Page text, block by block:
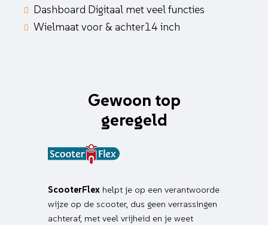
Dashboard Digitaal met veel functies
Wielmaat voor & achter14 inch
Gewoon top
geregeld
ScooterFlex helpt je op een verantwoorde
wijze op de scooter, dus geen verrassingen
achteraf, met veel vrijheid en je weet